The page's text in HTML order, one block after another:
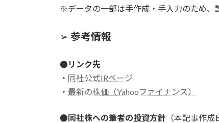
※データの一部は手作成・手入力のため、
➢ 参考情報
●リンク先
・ 同社公式IRページ
・ 最新の株価（Yahooファイナンス）
●同社株への筆者の投資方針 （本記事作成